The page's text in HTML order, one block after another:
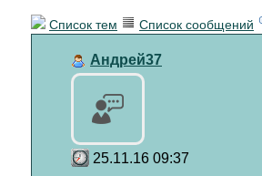
Список тем
Список сообщений
Андрей37
25.11.16 09:37